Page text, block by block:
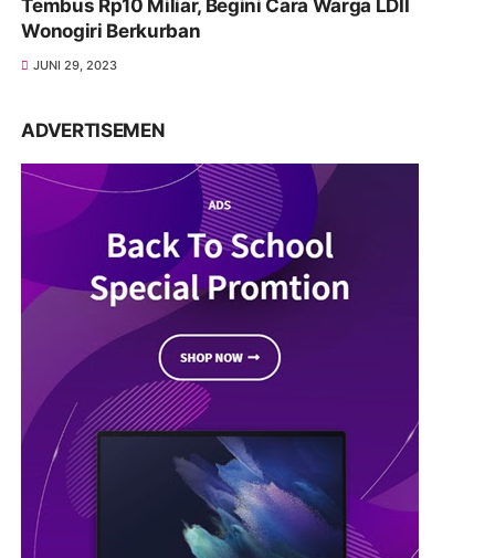
Tembus Rp10 Miliar, Begini Cara Warga LDII
Wonogiri Berkurban
JUNI 29, 2023
ADVERTISEMEN